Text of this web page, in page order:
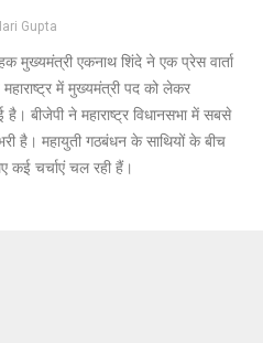
Gupta
मुख्यमंत्री एकनाथ शिंदे ने एक प्रेस वार्ता
में मुख्यमंत्री पद को लेकर
है। बीजेपी ने महाराष्ट्र विधानसभा में सबसे
है। महायुती गठबंधन के साथियों के बीच
कई चर्चाएं चल रही हैं।